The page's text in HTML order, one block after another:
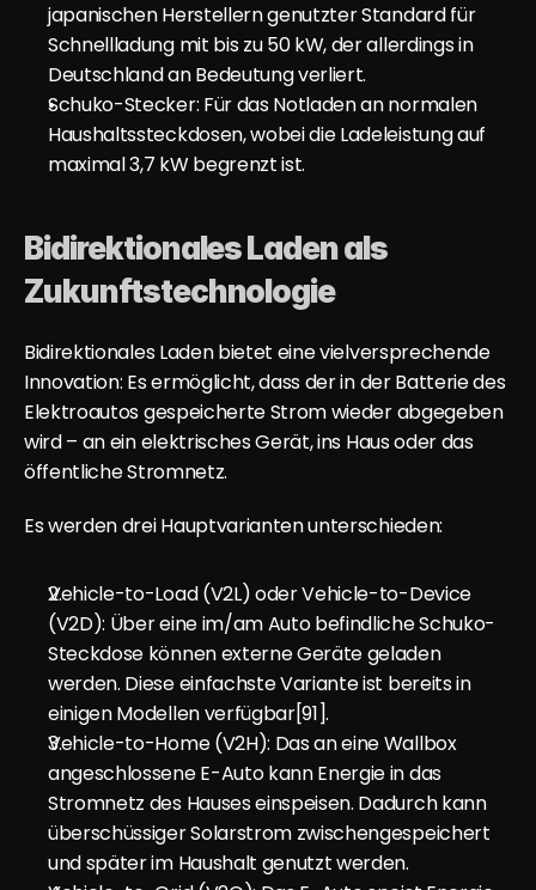
japanischen Herstellern genutzter Standard für
Schnellladung mit bis zu 50 kW, der allerdings in
Deutschland an Bedeutung verliert.
Schuko-Stecker: Für das Notladen an normalen
Haushaltssteckdosen, wobei die Ladeleistung auf
maximal 3,7 kW begrenzt ist.
Bidirektionales Laden als
Zukunftstechnologie
Bidirektionales Laden bietet eine vielversprechende
Innovation: Es ermöglicht, dass der in der Batterie des
Elektroautos gespeicherte Strom wieder abgegeben
wird – an ein elektrisches Gerät, ins Haus oder das
öffentliche Stromnetz.
Es werden drei Hauptvarianten unterschieden:
Vehicle-to-Load (V2L) oder Vehicle-to-Device
(V2D): Über eine im/am Auto befindliche Schuko-
Steckdose können externe Geräte geladen
werden. Diese einfachste Variante ist bereits in
einigen Modellen verfügbar[91].
Vehicle-to-Home (V2H): Das an eine Wallbox
angeschlossene E-Auto kann Energie in das
Stromnetz des Hauses einspeisen. Dadurch kann
überschüssiger Solarstrom zwischengespeichert
und später im Haushalt genutzt werden.